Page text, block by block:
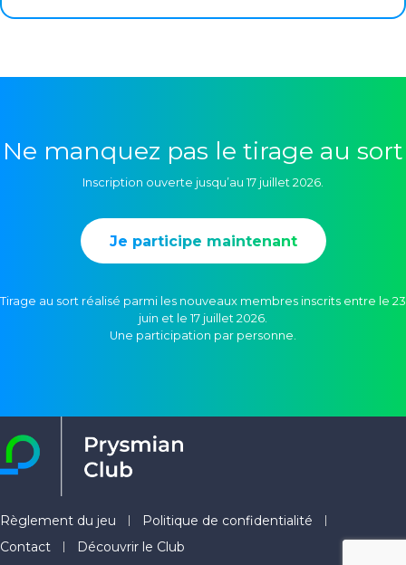
Ne manquez pas le tirage au sort
Inscription ouverte jusqu’au 17 juillet 2026.
Je participe maintenant
Tirage au sort réalisé parmi les nouveaux membres inscrits entre le 23
juin et le 17 juillet 2026.
Une participation par personne.
Règlement du jeu
Politique de confidentialité
Contact
Découvrir le Club